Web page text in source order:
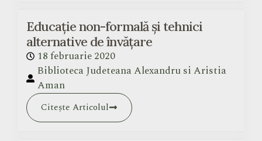
Educație non-formală și tehnici
alternative de învățare
18 februarie 2020
Biblioteca Judeteana Alexandru si Aristia
Aman
Citește Articolul